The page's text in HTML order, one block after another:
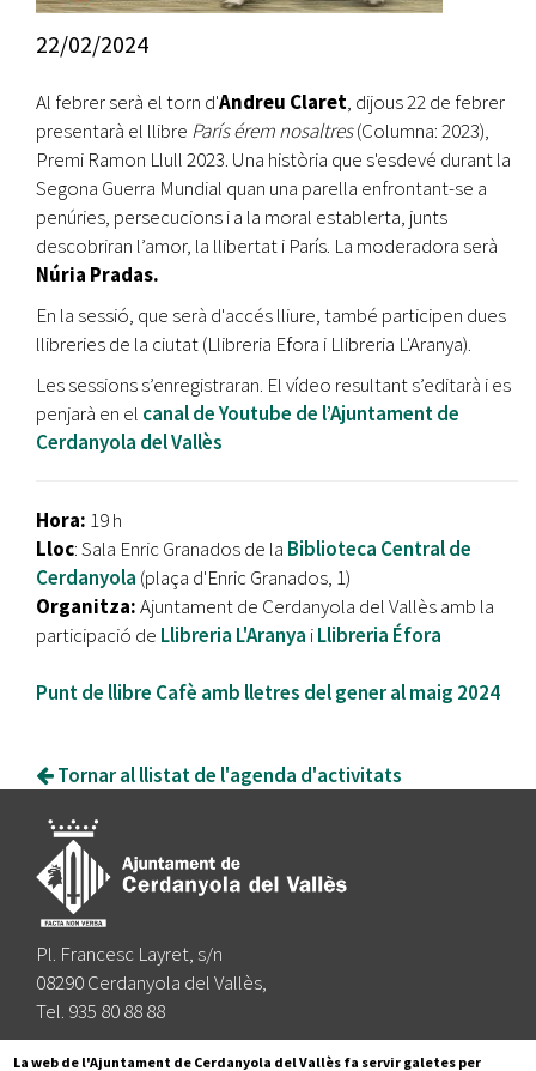
22/02/2024
Al febrer serà el torn d'Andreu Claret, dijous 22 de febrer
presentarà el llibre París érem nosaltres(Columna: 2023),
Premi Ramon Llull 2023. Una història que s'esdevé durant la
Segona Guerra Mundial quan una parella enfrontant-se a
penúries, persecucions i a la moral establerta, junts
descobriran l’amor, la llibertat i París. La moderadora serà
Núria Pradas.
En la sessió, que serà d'accés lliure, també participen dues
llibreries de la ciutat (Llibreria Efora i Llibreria L'Aranya).
Les sessions s’enregistraran. El vídeo resultant s’editarà i es
penjarà en el canal de Youtube de l’Ajuntament de
Cerdanyola del Vallès
Hora: 19 h
Lloc: Sala Enric Granados de la Biblioteca Central de
Cerdanyola (plaça d'Enric Granados, 1)
Organitza:Ajuntament de Cerdanyola del Vallès amb la
participació de Llibreria L'Aranya iLlibreria Éfora
Punt de llibre Cafè amb lletres del gener al maig 2024
Tornar al llistat de l'agenda d'activitats
Pl. Francesc Layret, s/n
08290 Cerdanyola del Vallès,
Tel. 935 80 88 88
Segueix-nos a:
La web de l'Ajuntament de Cerdanyola del Vallès fa servir galetes per